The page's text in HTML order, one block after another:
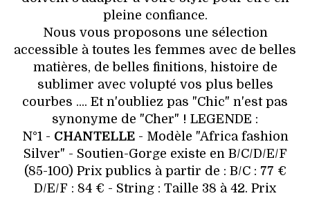
MAISON
AUTO
LIEUX TENDANCES
BEAUTÉ
MODE DE RUE
JEUNES CRÉATEURS
pleine confiance.
Nous vous proposons une sélection
accessible à toutes les femmes avec de belles
matières, de belles finitions, histoire de
sublimer avec volupté vos plus belles
courbes .... Et n'oubliez pas "Chic" n'est pas
synonyme de "Cher" ! LEGENDE :
N°1 - CHANTELLE- Modèle "Africa fashion
Silver" - Soutien-Gorge existe en B/C/D/E/F
(85-100) Prix publics à partir de : B/C : 77 €
D/E/F : 84 € - String : Taille 38 à 42. Prix